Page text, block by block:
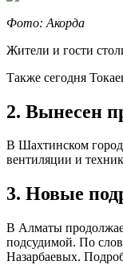
Фото: Акорда
Жители и гости
Также сегодня
2. Вынесен
В Шахтинском
вентиляции и
3. Новые
В Алматы
подсудимой. По
Назарбаевых.